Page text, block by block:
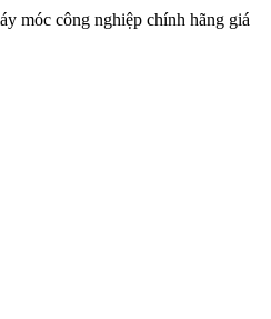
móc công nghiệp chính hãng giá